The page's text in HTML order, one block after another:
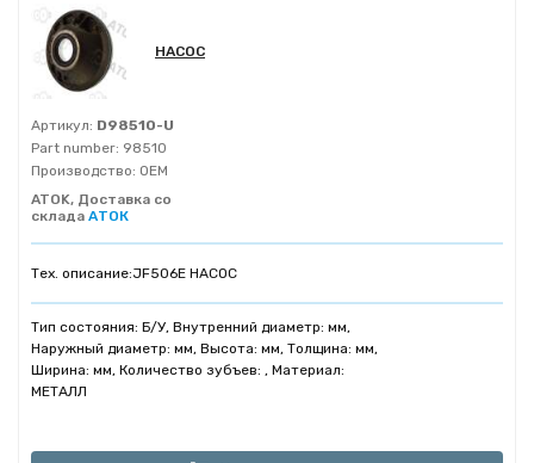
НАСОС
Артикул: D98510-U
Part number: 98510
Производство: OEM
ATOK, Доставка со
склада АТОК
Тех. описание:JF506E НАСОС
Тип состояния: Б/У, Внутренний диаметр: мм,
Наружный диаметр: мм, Высота: мм, Толщина: мм,
Ширина: мм, Количество зубъев: , Материал:
МЕТАЛЛ